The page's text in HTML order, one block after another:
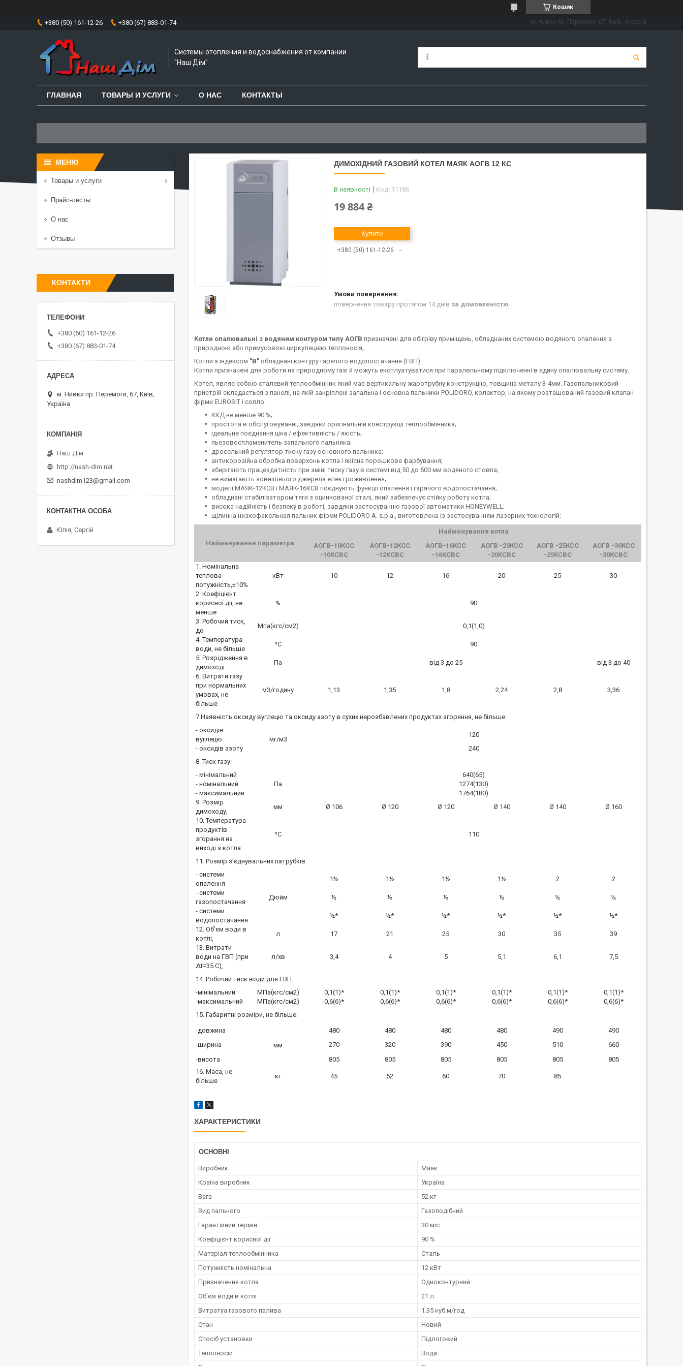
Кошик
+380 (50) 161-12-26 +380 (67) 883-01-74 м. Нивки пр. Перемоги, 67, Київ, Україна
Системы отопления и водоснабжения от компании
"Наш Дім"
ГЛАВНАЯ ТОВАРЫ И УСЛУГИ О НАС КОНТАКТЫ
ДИМОХІДНИЙ ГАЗОВИЙ КОТЕЛ МАЯК АОГВ 12 КС
В наявності Код: 11186
19 884 ₴
Купити
+380 (50) 161-12-26
повернення товару протягом 14 днів за домовленістю
Котли опалювальні з водяним контуром типу АОГВ призначені для обігріву приміщень, обладнаних системою водяного опалення з
природною або примусовою циркуляцією теплоносія;.
Котли з індексом "В" обладнані контуру гарячого водопостачання (ГВП).
Котли призначені для роботи на природному газі й можуть експлуатуватися при паралельному підключенні в єдину опалювальну систему.
Котел, являє собою сталевий теплообмінник який має вертикальну жаротрубну конструкцію, товщина металу 3-4мм. Газопальниковий
пристрій складається з панелі, на якій закріплені запальна і основна пальники POLIDORO, колектор, на якому розташований газовий клапан
фірми EUROSIT і сопло.
ККД не менше 90 %;
простота в обслуговуванні, завдяки оригінальній конструкції теплообмінника;
ідеальне поєднання ціна / ефективність / якість;
пьезовоспламенитель запального пальника;
дросельний регулятор тиску газу основного пальника;
антикорозійна обробка поверхонь котла і якісна порошкове фарбування;
зберігають працездатність при зміні тиску газу в системі від 50 до 500 мм водяного стовпа;
не вимагають зовнішнього джерела електроживлення;
моделі МАЯК-12КСВ і МАЯК-16КСВ поєднують функції опалення і гарячого водопостачання;
обладнані стабілізатором тяги з оцинкованої сталі, який забезпечує стійку роботу котла;
висока надійність і безпеку в роботі, завдяки застосуванню газової автоматики HONEYWELL;
щілинна низкофакельная пальник фірми POLIDORO A. s.p.a., виготовлена із застосуванням лазерних технологій;
Найменування параметра
Найменування котла
АОГВ-10КСС
-10КСВС
АОГВ-12КСС
-12КСВС
АОГВ-16КСС
-16КСВС
АОГВ -20КСС
-20КСВС
АОГВ -25КСС
-25КСВС
АОГВ -30КСС
-30КСВС
1. Номінальна
теплова
потужність,±10%
кВт 10 12 16 20 25 30
2. Коефіцієнт
корисної дії, не
менше
% 90
3. Робочий тиск,
до
Мпа(кгс/см2)
0,1(1,0)
4. Температура
води, не більше
ºС
90
5. Розрідження в
димоході
Па від 3 до 25
від 3 до 40
6. Витрати газу
при нормальних
умовах, не
більше
м3/годину 1,13 1,35 1,8 2,24 2,8 3,36
7.Наявність оксиду вуглецю та оксиду азоту в сухих нерозбавлених продуктах згоряння, не більше:
- оксидів
вуглецю
мг/м3
120
- оксидів азоту
240
8. Тиск газу:
- мінімальний
Па
640(65)
- номінальний
1274(130)
- максимальний
1764(180)
9. Розмір
димоходу,
мм Ø 106 Ø 120 Ø 120 Ø 140 Ø 140
Ø 160
10. Температура
продуктів
згорання на
виході з котла
ºС 110
11. Розмір з'єднувальних патрубків:
- системи
опалення
Дюйм
1½ 1½ 1½ 1½ 2
2
- системи
газопостачання
½ ½ ½ ½ ½
½
- системи
водопостачання
½* ½* ½* ½* ½*
½*
12. Об'єм води в
котлі,
л 17 21 25 30 35
39
13. Витрати
води на ГВП (при
∆t=35 С),
л/хв 3,4 4 5 5,1 6,1 7,5
14. Робочий тиск води для ГВП:
-мінімальний
МПа(кгс/см2) 0,1(1)* 0,1(1)* 0,1(1)* 0,1(1)* 0,1(1)*
0,1(1)*
-максимальний
МПа(кгс/см2) 0,6(6)* 0,6(6)* 0,6(6)* 0,6(6)* 0,6(6)*
0,6(6)*
15. Габаритні розміри, не більше:
-довжина
мм
480 480 480 480 490
490
-ширина
270 320 390 450 510
660
-висота
805 805 805 805 805
805
16. Маса, не
більше
кг 45 52 60 70 85
ХАРАКТЕРИСТИКИ
ОСНОВНІ
Виробник
Маяк
Країна виробник
Україна
Вага
52 кг
Вид пального
Газоподібний
Гарантійний термін
30 міс
Коефіцієнт корисної дії
90 %
Матеріал теплообмінника
Сталь
Потужність номінальна
12 кВт
Призначення котла
Одноконтурний
Об'єм води в котлі
21 л
Витратуа газового палива
1.35 куб.м/год
Стан
Новий
Спосіб установки
Підлоговий
Теплоносій
Вода
Товары и услуги
Прайс-листы
О нас
Отзывы
КОНТАКТИ
+380 (50) 161-12-26
+380 (67) 883-01-74
м. Нивки пр. Перемоги, 67, Київ,
Україна
Наш Дім
http://nash-dim.net
nashdim123@gmail.com
Юлія, Сергій